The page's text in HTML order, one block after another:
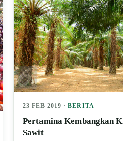
23 FEB 2019 · BERITA
Pertamina Kembangkan
Sawit